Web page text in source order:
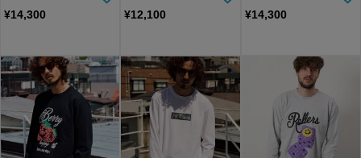
¥14,300 ¥12,100 ¥14,300